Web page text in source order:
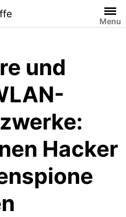
Menu
und
Hacker